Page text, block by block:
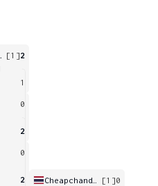
[1]2
1
0
2
0
2 [1]0